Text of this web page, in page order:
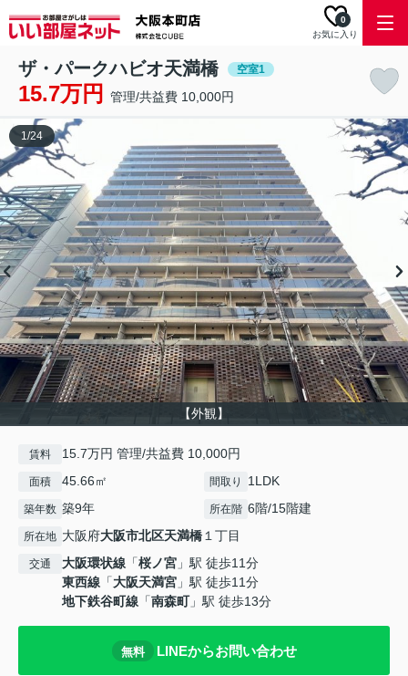
お気に入り
0
ザ・パークハビオ天満橋 空室1
15.7万円 管理/共益費 10,000円
【外観】
1/24
賃料 15.7万円 管理/共益費 10,000円
面積 45.66㎡ 間取り 1LDK
築年数 築9年 所在階 6階/15階建
所在地 大阪府大阪市北区天満橋１丁目
交通 大阪環状線 「桜ノ宮 」駅 徒歩11分
東西線 「大阪天満宮 」駅 徒歩11分
地下鉄谷町線 「南森町」駅 徒歩13分
無料 LINEからお問い合わせ